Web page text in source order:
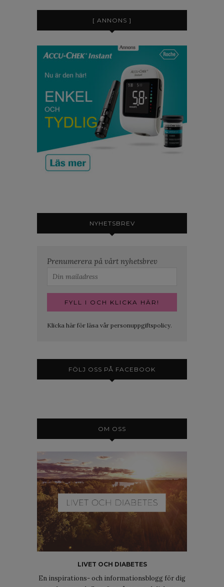
[ ANNONS ]
NYHETSBREV
Prenumerera på vårt nyhetsbrev
Klicka här för läsa vår personuppgiftspolicy.
FÖLJ OSS PÅ FACEBOOK
OM OSS
LIVET OCH DIABETES
En inspirations- och informationsblogg för dig